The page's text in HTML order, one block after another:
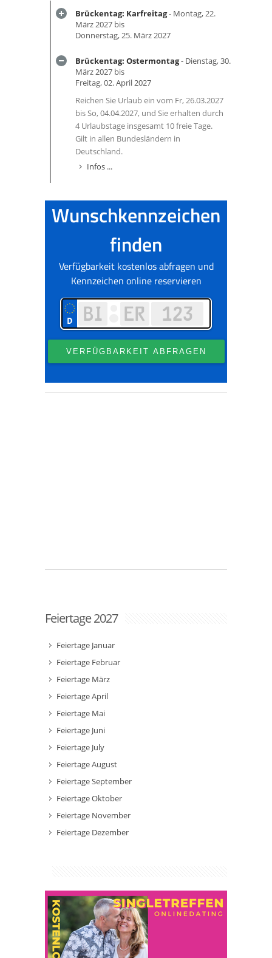
Brückentag: Karfreitag- Montag, 22.
März 2027 bis
Donnerstag, 25. März 2027
Brückentag: Ostermontag- Dienstag, 30.
März 2027 bis
Freitag, 02. April 2027
Reichen Sie Urlaub ein vom Fr, 26.03.2027
bis So, 04.04.2027, und Sie erhalten durch
4 Urlaubstage insgesamt 10 freie Tage.
Gilt in allen Bundesländern in
Deutschland.
Infos ...
Feiertage 2027
Feiertage Januar
Feiertage Februar
Feiertage März
Feiertage April
Feiertage Mai
Feiertage Juni
Feiertage July
Feiertage August
Feiertage September
Feiertage Oktober
Feiertage November
Feiertage Dezember